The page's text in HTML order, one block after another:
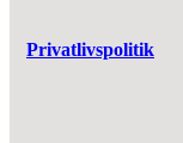
Privatlivspolitik